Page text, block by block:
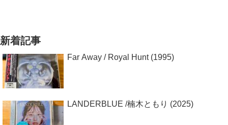
新着記事
Far Away / Royal Hunt (1995)
LANDERBLUE /楠木ともり (2025)